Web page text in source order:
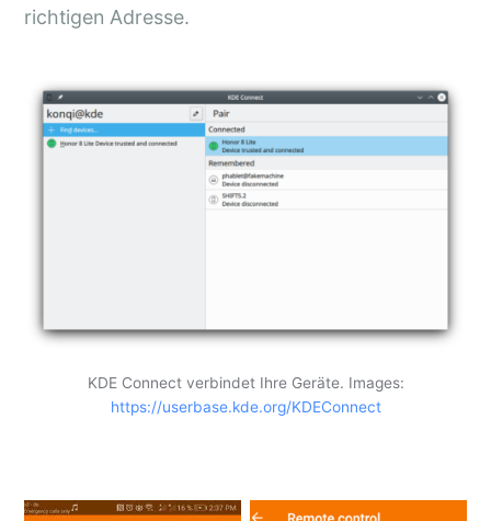
richtigen Adresse.
KDE Connect verbindet Ihre Geräte. Images:
https://userbase.kde.org/KDEConnect